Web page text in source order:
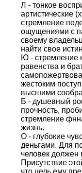
Л - тонкое
артистические
стремление
ощущениями с
своему
найти свое
Ю - стремление
равенства и
жестоким
высшими
Б - душевный
прочность,
стремление
жизнь.
О - глубокие
деньгами. Для
человек должен
Присутствие
что цель ему